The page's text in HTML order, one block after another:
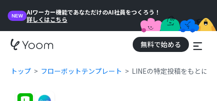
NEW
AIワーカー機能であなただけのAI社員をつくろう！
詳しくはこちら
無料で始める
トップ フローボットテンプレート LINEの特定投稿をもとに